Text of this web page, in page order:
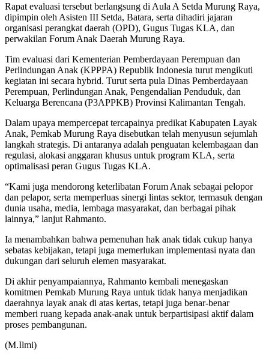
Rapat evaluasi tersebut berlangsung di Aula A Setda Murung Raya,
dipimpin oleh Asisten III Setda, Batara, serta dihadiri jajaran
organisasi perangkat daerah (OPD), Gugus Tugas KLA, dan
perwakilan Forum Anak Daerah Murung Raya.
Tim evaluasi dari Kementerian Pemberdayaan Perempuan dan
Perlindungan Anak (KPPPA) Republik Indonesia turut mengikuti
kegiatan ini secara hybrid. Turut serta pula Dinas Pemberdayaan
Perempuan, Perlindungan Anak, Pengendalian Penduduk, dan
Keluarga Berencana (P3APPKB) Provinsi Kalimantan Tengah.
Dalam upaya mempercepat tercapainya predikat Kabupaten Layak
Anak, Pemkab Murung Raya disebutkan telah menyusun sejumlah
langkah strategis. Di antaranya adalah penguatan kelembagaan dan
regulasi, alokasi anggaran khusus untuk program KLA, serta
optimalisasi peran Gugus Tugas KLA.
“Kami juga mendorong keterlibatan Forum Anak sebagai pelopor
dan pelapor, serta memperluas sinergi lintas sektor, termasuk dengan
dunia usaha, media, lembaga masyarakat, dan berbagai pihak
lainnya,” lanjut Rahmanto.
Ia menambahkan bahwa pemenuhan hak anak tidak cukup hanya
sebatas kebijakan, tetapi juga memerlukan implementasi nyata dan
dukungan dari seluruh elemen masyarakat.
Di akhir penyampaiannya, Rahmanto kembali menegaskan
komitmen Pemkab Murung Raya untuk tidak hanya menjadikan
daerahnya layak anak di atas kertas, tetapi juga benar-benar
memberi ruang kepada anak-anak untuk berpartisipasi aktif dalam
proses pembangunan.
(M.Ilmi)